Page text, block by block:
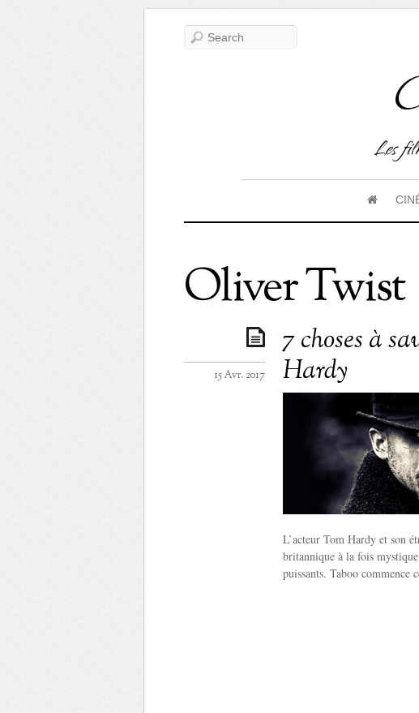
Les
Oliver Twist
7 choses à
Hardy
15 Avr. 2017
L’acteur Tom Hardy et son
britannique à la fois
puissants. Taboo commence